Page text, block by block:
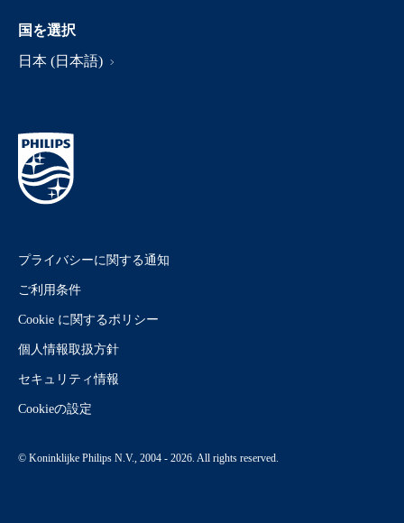
国を選択
日本 (日本語)
プライバシーに関する通知
ご利用条件
Cookie に関するポリシー
個人情報取扱方針
セキュリティ情報
Cookieの設定
© Koninklijke Philips N.V., 2004 - 2026. All rights reserved.